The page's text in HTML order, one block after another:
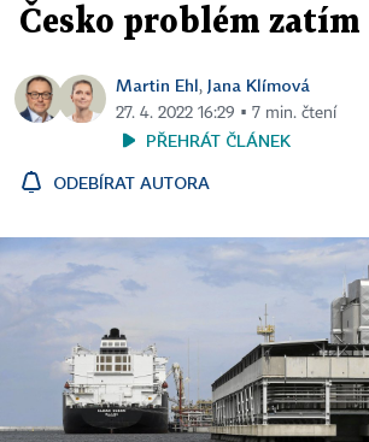
Česko problém zatím
Martin Ehl, Jana Klímová
27. 4. 2022 16:29 ▪ 7 min. čtení
PŘEHRÁT ČLÁNEK
ODEBÍRAT AUTORA